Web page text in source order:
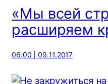
«Мы всей
расширяем
06:00 | 09.11.2017